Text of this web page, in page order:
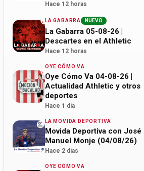
Hace 12 horas
LA GABARRA NUEVO
La Gabarra 05-08-26 |
Descartes en el Athletic
Hace 12 horas
OYE CÓMO VA
Oye Cómo Va 04-08-26 |
Actualidad Athletic y otros
deportes
Hace 1 día
LA MOVIDA DEPORTIVA
Movida Deportiva con José
Manuel Monje (04/08/26)
Hace 2 días
OYE CÓMO VA